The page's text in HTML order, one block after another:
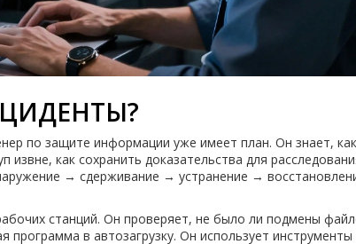
по защите информации уже имеет план. Он знает, как
как сохранить доказательства для
→ сдерживание → устранение →
станций. Он проверяет, не было ли подмены
в автозагрузку. Он использует инструменты